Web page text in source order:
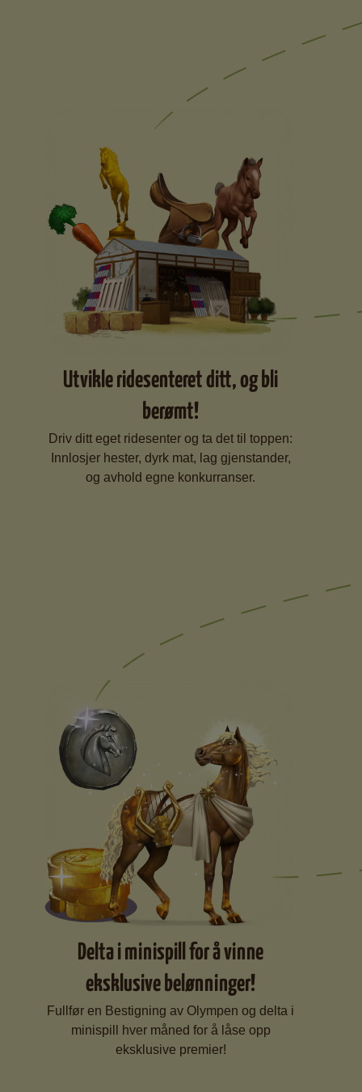
Utvikle ridesenteret ditt, og bli
berømt!
Driv ditt eget ridesenter og ta det til toppen:
Innlosjer hester, dyrk mat, lag gjenstander,
og avhold egne konkurranser.
Delta i minispill for å vinne
eksklusive belønninger!
Fullfør en Bestigning av Olympen og delta i
minispill hver måned for å låse opp
eksklusive premier!